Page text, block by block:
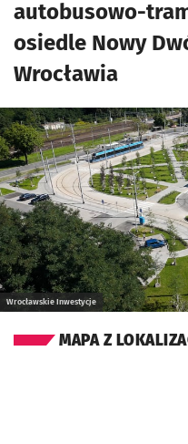
autobusowo-
osiedle Nowy
Wrocławia
Kliknij, aby powiększyć
Wrocławskie Inwestycje
MAPA Z